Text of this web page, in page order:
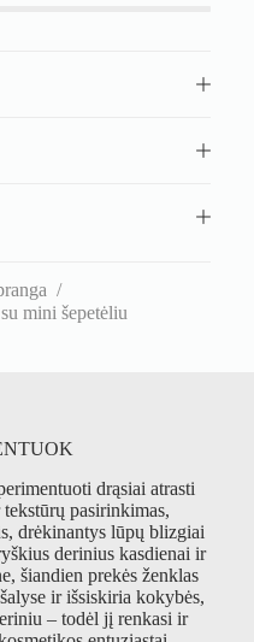
/
mini šepetėliu
drąsiai atrasti
pasirinkimas,
drėkinantys lūpų blizgiai
derinius kasdienai ir
šiandien prekės ženklas
ir išsiskiria kokybės,
– todėl jį renkasi ir